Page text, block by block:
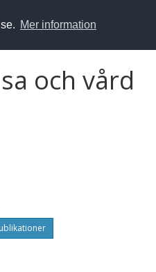
Mer information
och vård